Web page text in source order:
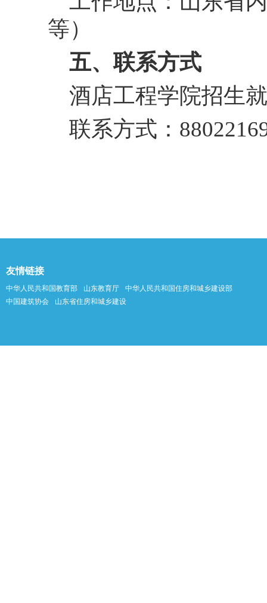
等）
五、联系方式
酒店工程学院招生
联系方式：
友情链接
中华人民共和国教育部 山东教育厅
中华人民共和国住房和城乡建设部
中国建筑协会
山东省住房和城乡建设